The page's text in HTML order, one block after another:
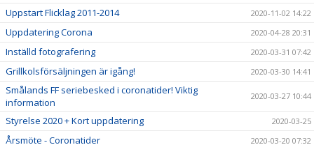
Uppstart Flicklag 2011-2014 2020-11-02 14:22
Uppdatering Corona 2020-04-28 20:31
Inställd fotografering 2020-03-31 07:42
Grillkolsförsäljningen är igång! 2020-03-30 14:41
Smålands FF seriebesked i coronatider! Viktig
information
2020-03-27 10:44
Styrelse 2020 + Kort uppdatering 2020-03-25
Årsmöte - Coronatider 2020-03-20 07:32